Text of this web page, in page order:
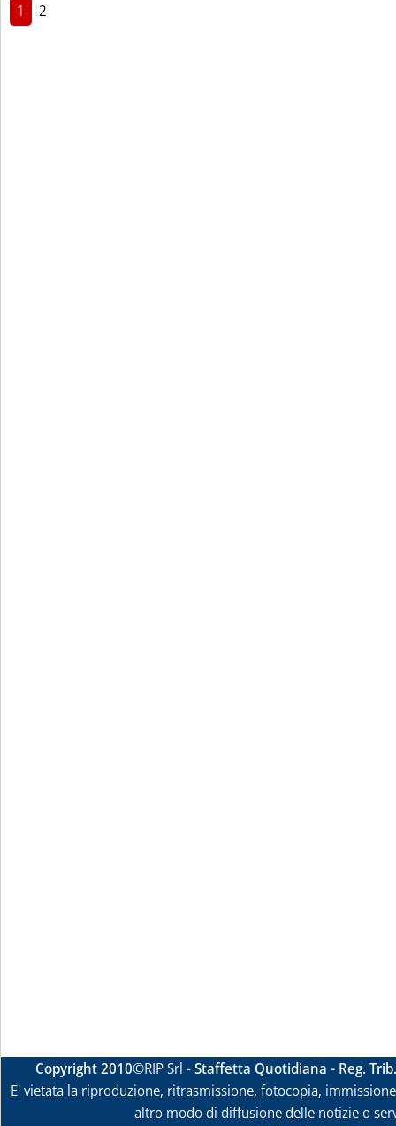
1
2
Copyright 2010©RIP Srl -Staffetta Quotidiana - Reg.
E' vietata la riproduzione, ritrasmissione, fotocopia,
altro modo di diffusione delle notizie o